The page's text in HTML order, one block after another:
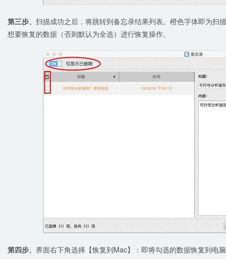
第三步、 扫描成功之后，将跳转到备忘录结果列表。橙色字体即为扫
想要恢复的数据（否则默认为全选）进行恢复操作。
第四步、 界面右下角选择【恢复到Mac】：即将勾选的数据恢复到电